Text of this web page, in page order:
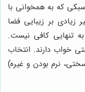
که به همخوانی با
زیادی بر زیبایی فضا
تنهایی کافی نیست.
خواب دارند. انتخاب
نرم بودن و غیره)